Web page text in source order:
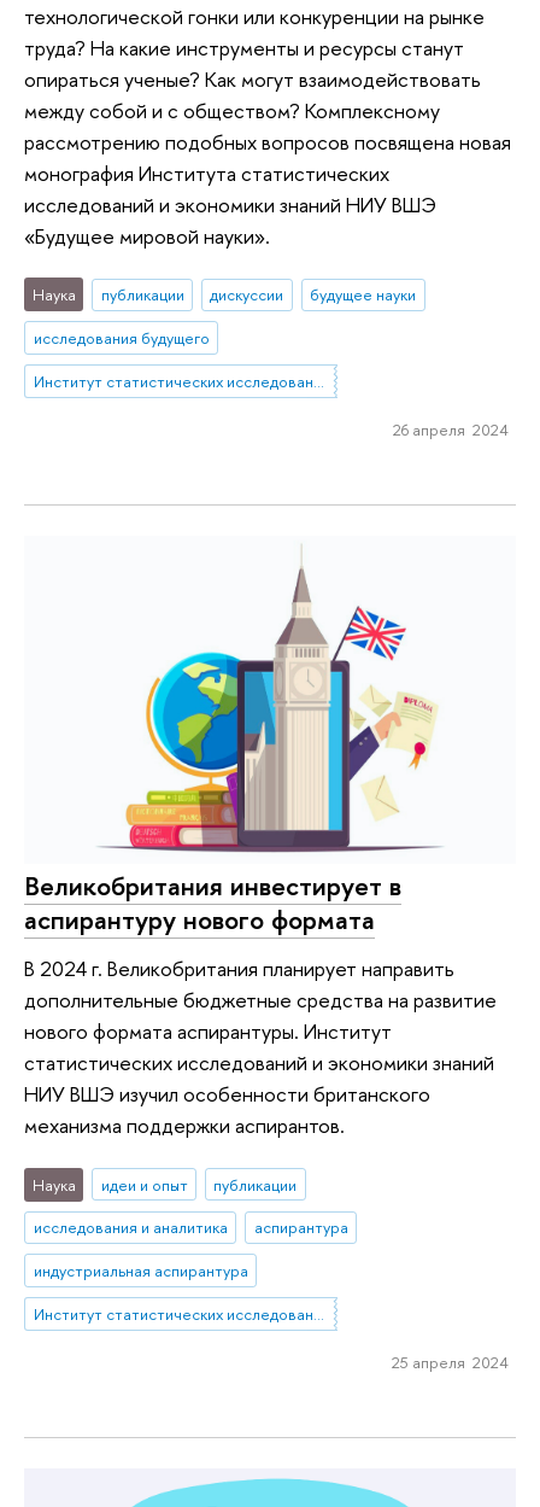
технологической гонки или конкуренции на рынке
труда? На какие инструменты и ресурсы станут
опираться ученые? Как могут взаимодействовать
между собой и с обществом? Комплексному
рассмотрению подобных вопросов посвящена новая
монография Института статистических
исследований и экономики знаний НИУ ВШЭ
«Будущее мировой науки».
Наука публикации дискуссии
будущее науки
исследования будущего
Институт статистических исследований и экономики знаний
26 апреля 2024
Великобритания инвестирует в
аспирантуру нового формата
В 2024 г. Великобритания планирует направить
дополнительные бюджетные средства на развитие
нового формата аспирантуры. Институт
статистических исследований и экономики знаний
НИУ ВШЭ изучил особенности британского
механизма поддержки аспирантов.
Наука идеи и опыт
публикации
исследования и аналитика
аспирантура
индустриальная аспирантура
Институт статистических исследований и экономики знаний
25 апреля 2024